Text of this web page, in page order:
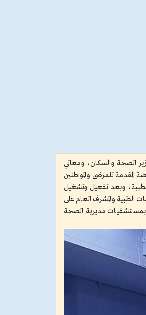
الصحة والسكان، ومعالي
للمرضى والمواطنين
وبعد تفعيل وتشغيل
الطبية والمشرف العام على
بمستشفيات مديرية الصحة